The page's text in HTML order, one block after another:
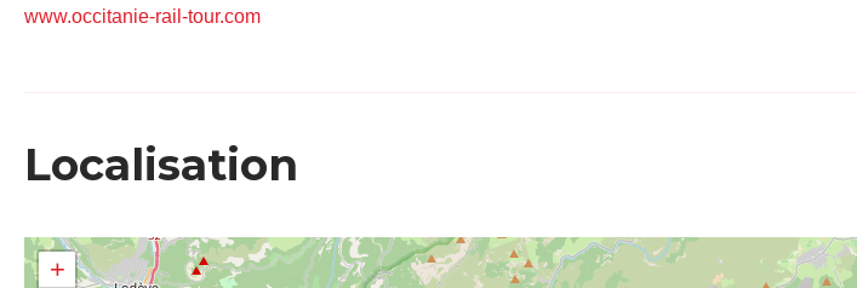
www.occitanie-rail-tour.com
Localisation
+